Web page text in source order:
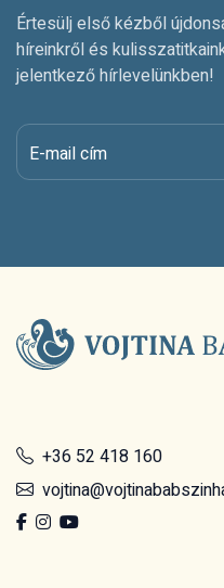
Értesülj első kézből
híreinkről és
jelentkező hírlevelünkben!
E-mail cím
+36 52 418 160